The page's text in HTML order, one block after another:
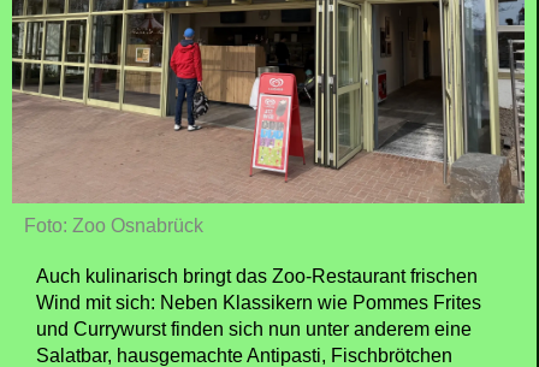
Foto: Zoo Osnabrück
Auch kulinarisch bringt das Zoo-Restaurant frischen
Wind mit sich: Neben Klassikern wie Pommes Frites
und Currywurst finden sich nun unter anderem eine
Salatbar, hausgemachte Antipasti, Fischbrötchen